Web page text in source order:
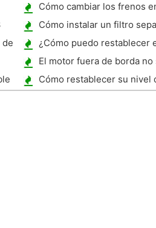
Cómo cambiar los frenos
Escarabajo 2002
Cómo instalar un filtro
combustible en un barco
de
¿Cómo puedo restablecer
Toyota 4Runner ?
El motor fuera de borda
Over
Cómo restablecer su nivel
OnStar